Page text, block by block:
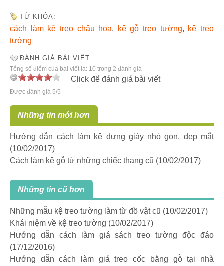
TỪ KHÓA:
cách làm kệ treo chậu hoa, kệ gỗ treo tường, kệ treo
tường
ĐÁNH GIÁ BÀI VIẾT
Tổng số điểm của bài viết là: 10 trong 2 đánh giá
Click để đánh giá bài viết
Được đánh giá 5/5
Những tin mới hơn
Hướng dẫn cách làm kệ đựng giày nhỏ gọn, đẹp mắt
(10/02/2017)
Cách làm kệ gỗ từ những chiếc thang cũ (10/02/2017)
Những tin cũ hơn
Những mẫu kệ treo tường làm từ đồ vật cũ (10/02/2017)
Khái niệm về kệ treo tường (10/02/2017)
Hướng dẫn cách làm giá sách treo tường độc đáo
(17/12/2016)
Hướng dẫn cách làm giá treo cốc bằng gỗ tại nhà